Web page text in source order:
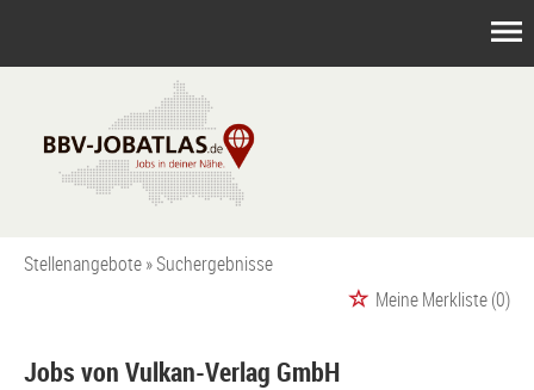
Stellenangebote Suchergebnisse
Meine Merkliste(0)
Jobs von Vulkan-Verlag GmbH